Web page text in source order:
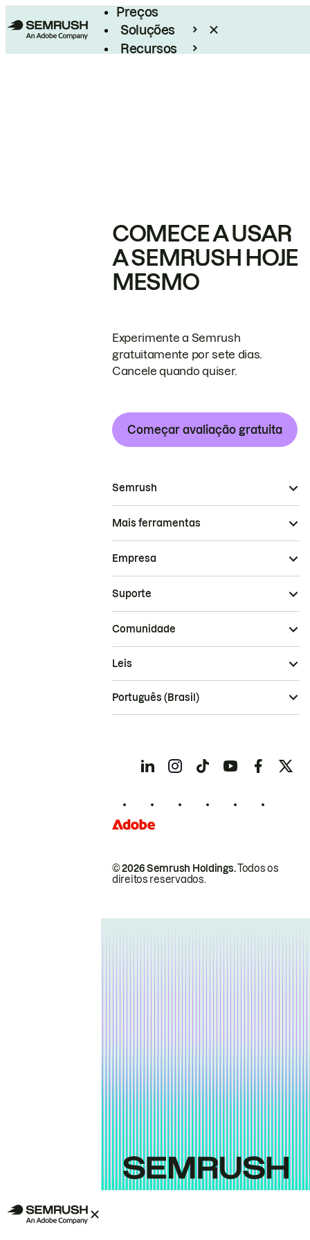
Preços
Soluções
Recursos
COMECE A USAR
A SEMRUSH HOJE
MESMO
Experimente a Semrush
gratuitamente por sete dias.
Cancele quando quiser.
Começar avaliação gratuita
Semrush
Mais ferramentas
Empresa
Suporte
Comunidade
© 2026 Semrush Holdings.Todos os
direitos reservados.
Leis
Português (Brasil)